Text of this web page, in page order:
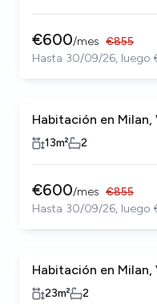
€600/mes €855
Hasta 30/09/26, luego
Habitación en
13m² 2
€600/mes €855
Hasta 30/09/26, luego
Habitación en
23m² 2